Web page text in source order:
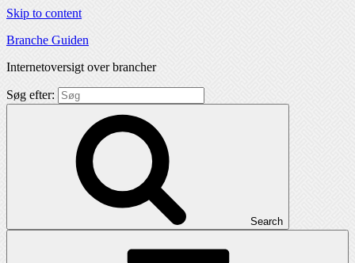
Skip to content
Branche Guiden
Internetoversigt over brancher
Søg efter:
Search